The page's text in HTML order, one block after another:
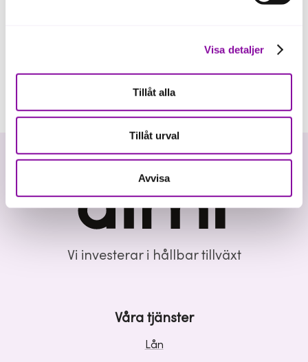
Visa detaljer
Tillåt alla
Tillåt urval
Avvisa
Vi investerar i hållbar tillväxt
Våra tjänster
Lån